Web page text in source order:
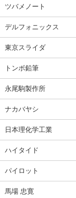
ツバメノート
デルフォニックス
東京スライダ
トンボ鉛筆
永尾駒製作所
ナカバヤシ
日本理化学工業
ハイタイド
パイロット
馬場 忠寛